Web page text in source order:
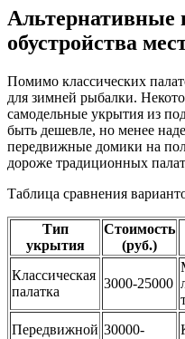
Альтернативные
обустройства
Помимо классических
для зимней рыбалки.
самодельные укрытия из
быть дешевле, но менее
передвижные домики на
дороже традиционных
Таблица сравнения
Тип
укрытия
Стоимость
(руб.)
Классическая
палатка
3000-25000
Передвижной 30000-